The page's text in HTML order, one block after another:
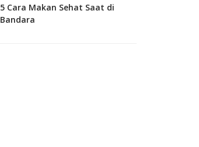
5 Cara Makan Sehat Saat di
Bandara